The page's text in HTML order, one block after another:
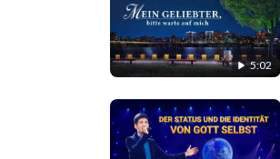
5:02